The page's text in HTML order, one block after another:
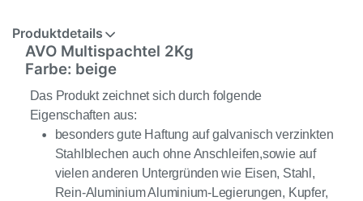
Produktdetails
AVO Multispachtel 2Kg
Farbe: beige
Das Produkt zeichnet sich durch folgende
Eigenschaften aus:
besonders gute Haftung auf galvanisch verzinkten
Stahlblechen auch ohne Anschleifen,sowie auf
vielen anderen Untergründen wie Eisen, Stahl,
Rein-Aluminium Aluminium-Legierungen, Kupfer,